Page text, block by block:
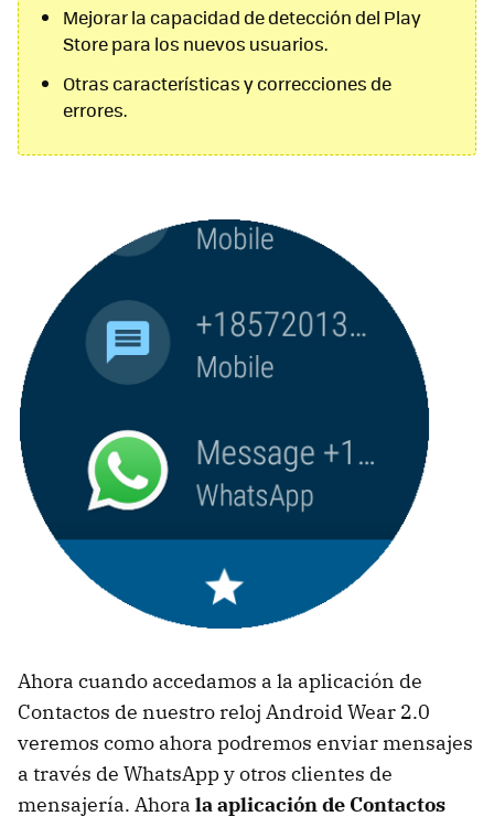
Mejorar la capacidad de detección del Play
Store para los nuevos usuarios.
Otras características y correcciones de
errores.
Ahora cuando accedamos a la aplicación de
Contactos de nuestro reloj Android Wear 2.0
veremos como ahora podremos enviar mensajes
a través de WhatsApp y otros clientes de
mensajería. Ahora la aplicación de Contactos